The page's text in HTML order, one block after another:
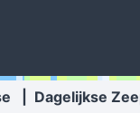
Dagelijkse